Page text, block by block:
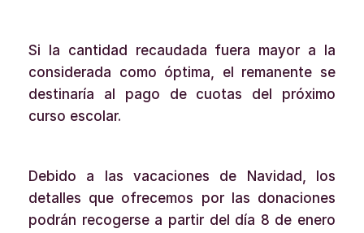
Si la cantidad recaudada fuera mayor a la
considerada como óptima, el remanente se
destinaría al pago de cuotas del próximo
curso escolar.
Debido a las vacaciones de Navidad, los
detalles que ofrecemos por las donaciones
podrán recogerse a partir del día 8 de enero